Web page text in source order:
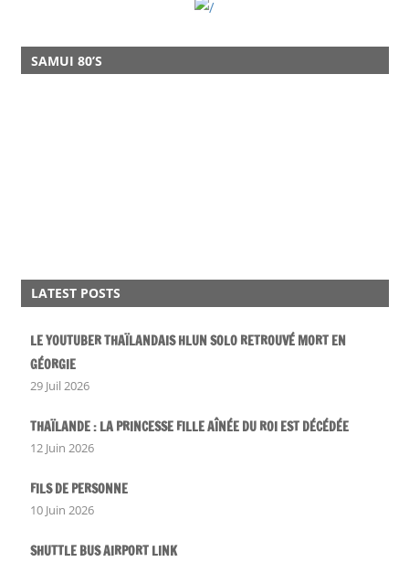
SAMUI 80’S
LATEST POSTS
LE YOUTUBER THAÏLANDAIS HLUN SOLO RETROUVÉ MORT EN
GÉORGIE
29 Juil 2026
THAÏLANDE : LA PRINCESSE FILLE AÎNÉE DU ROI EST DÉCÉDÉE
12 Juin 2026
FILS DE PERSONNE
10 Juin 2026
SHUTTLE BUS AIRPORT LINK